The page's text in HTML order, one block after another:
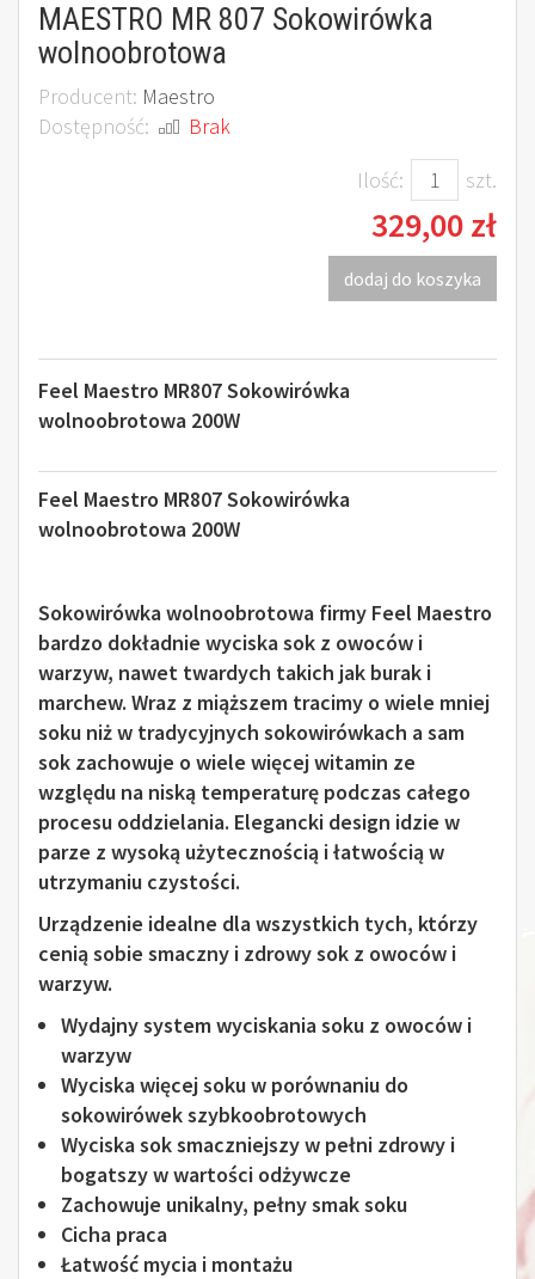
MAESTRO MR 807 Sokowirówka
wolnoobrotowa
Producent: Maestro
Dostępność:
Brak
Ilość:
szt.
329,00 zł
dodaj do koszyka
Feel Maestro MR807 Sokowirówka
wolnoobrotowa 200W
Feel Maestro MR807 Sokowirówka
wolnoobrotowa 200W
Sokowirówka wolnoobrotowa firmy Feel Maestro
bardzo dokładnie wyciska sok z owoców i
warzyw, nawet twardych takich jak burak i
marchew. Wraz z miąższem tracimy o wiele mniej
soku niż w tradycyjnych sokowirówkach a sam
sok zachowuje o wiele więcej witamin ze
względu na niską temperaturę podczas całego
procesu oddzielania. Elegancki design idzie w
parze z wysoką użytecznością i łatwością w
utrzymaniu czystości.
Urządzenie idealne dla wszystkich tych, którzy
cenią sobie smaczny i zdrowy sok z owoców i
warzyw.
Wydajny system wyciskania soku z owoców i
warzyw
Wyciska więcej soku w porównaniu do
sokowirówek szybkoobrotowych
Wyciska sok smaczniejszy w pełni zdrowy i
bogatszy w wartości odżywcze
Zachowuje unikalny, pełny smak soku
Cicha praca
Łatwość mycia i montażu